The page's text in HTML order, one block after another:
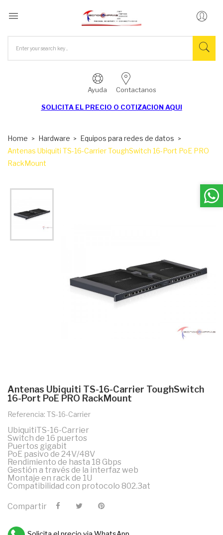

Ayuda Contactanos
SOLICITA EL PRECIO O COTIZACION AQUI
Home Hardware
Equipos para redes de datos
Antenas Ubiquiti TS-16-Carrier ToughSwitch 16-Port PoE PRO
RackMount
Antenas Ubiquiti TS-16-Carrier ToughSwitch
16-Port PoE PRO RackMount
Referencia: TS-16-Carrier
UbiquitiTS-16-Carrier
Switch de 16 puertos
Puertos gigabit
PoE pasivo de 24V/48V
Rendimiento de hasta 18 Gbps
Gestión a través de la interfaz web
Montaje en rack de 1U
Compatibilidad con protocolo 802.3at
Compartir